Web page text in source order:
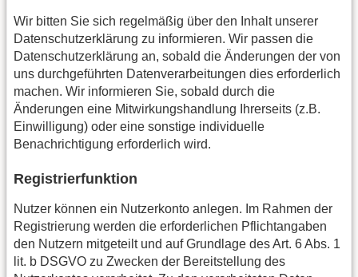
Wir bitten Sie sich regelmäßig über den Inhalt unserer
Datenschutzerklärung zu informieren. Wir passen die
Datenschutzerklärung an, sobald die Änderungen der von
uns durchgeführten Datenverarbeitungen dies erforderlich
machen. Wir informieren Sie, sobald durch die
Änderungen eine Mitwirkungshandlung Ihrerseits (z.B.
Einwilligung) oder eine sonstige individuelle
Benachrichtigung erforderlich wird.
Registrierfunktion
Nutzer können ein Nutzerkonto anlegen. Im Rahmen der
Registrierung werden die erforderlichen Pflichtangaben
den Nutzern mitgeteilt und auf Grundlage des Art. 6 Abs. 1
lit. b DSGVO zu Zwecken der Bereitstellung des